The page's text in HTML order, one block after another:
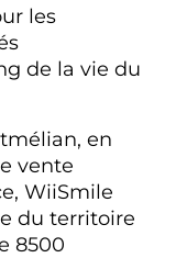
les
de la vie du
en
vente
WiiSmile
du territoire
8500